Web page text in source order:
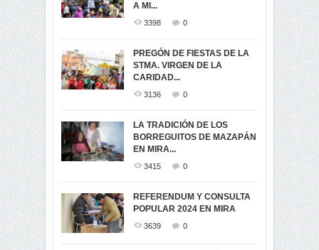
A MI...
3398 0
PREGÓN DE FIESTAS DE LA
STMA. VIRGEN DE LA
CARIDAD...
3136 0
LA TRADICIÓN DE LOS
BORREGUITOS DE MAZAPÁN
EN MIRA...
3415 0
REFERENDUM Y CONSULTA
POPULAR 2024 EN MIRA
3639 0
3062
-ENCENDIDO DEL ARBOL DE
...
MIRA
3442
TRIUNFO DE...
PRESIDENCIALES 2023 EN
M...
ELECCION CRUCIAL:
SEGUNDA VUELTA
PRESIDENCIAL EL 1...
VIRTUALES ASAMBLEISTAS
POR LA PROVINCIA DEL
CARCHI...
MIRA.EC FUE
GALARDONADA